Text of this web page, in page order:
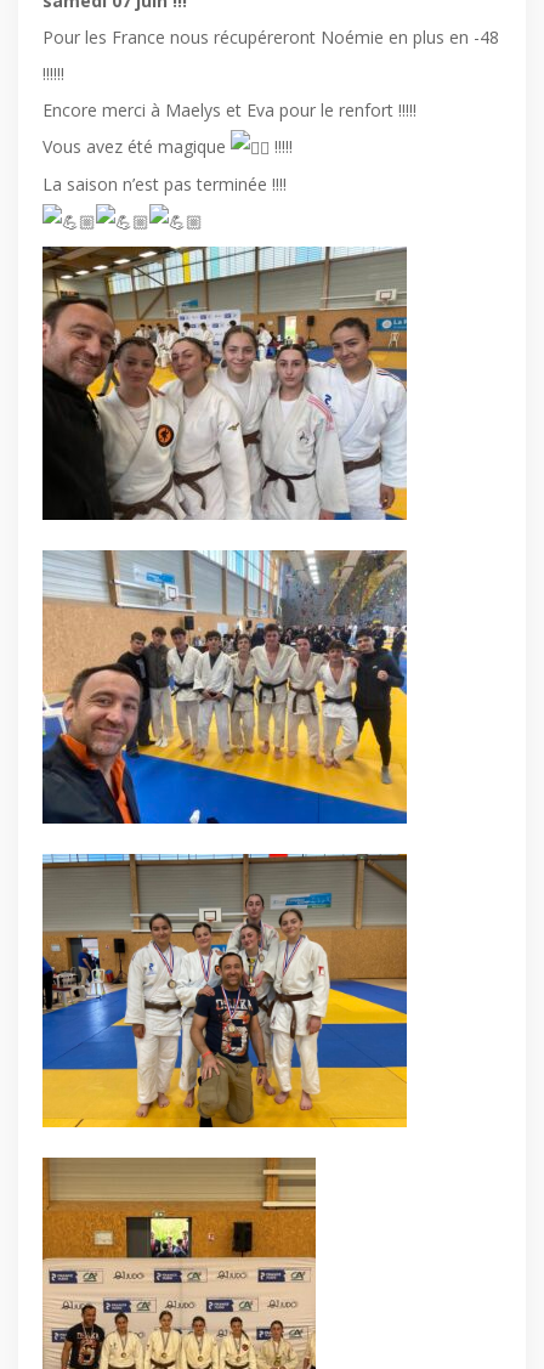
Pour les France nous récupéreront Noémie en plus en -48
!!!!!!
Encore merci à Maelys et Eva pour le renfort !!!!!
Vous avez été magique
!!!!!
La saison n’est pas terminée !!!!